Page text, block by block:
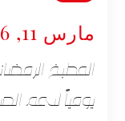
مارس 11, 2026
المطبخ
يومياً لدعم